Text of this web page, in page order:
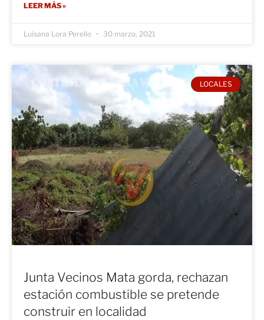
LEER MÁS »
Luisana Lora Perello 30 marzo, 2021
LOCALES
Junta Vecinos Mata gorda, rechazan
estación combustible se pretende
construir en localidad